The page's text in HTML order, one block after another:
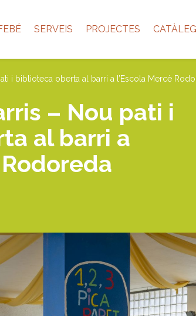
SERVEIS PROJECTES CATÀLEG
i biblioteca oberta al barri a l’Escola Mercè
– Nou pati i
al barri a